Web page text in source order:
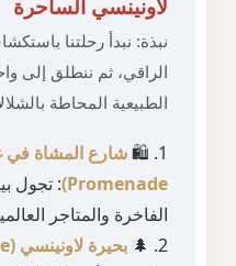
لاونينسي الساحرة
نبذة: نبدأ رحلتنا
الراقي، ثم ننطلق إلى
الطبيعية المحاطة
1. 🛍️
Promenade) : تجول
الفاخرة والمتاجر
2. 🌲
بحيرة لاونينسي (Lauenensee)